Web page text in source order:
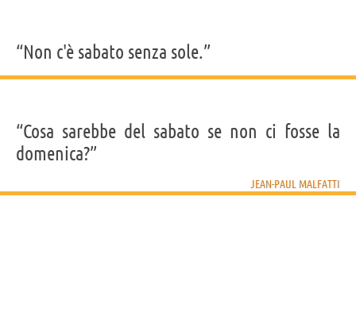
“Non c'è sabato senza sole.”
“Cosa sarebbe del sabato se non ci fosse la
domenica?”
JEAN-PAUL MALFATTI